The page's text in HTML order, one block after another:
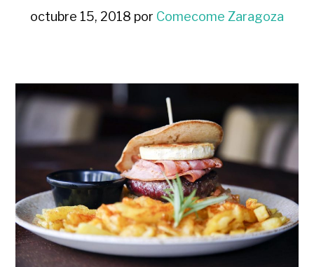
octubre 15, 2018 por Comecome Zaragoza